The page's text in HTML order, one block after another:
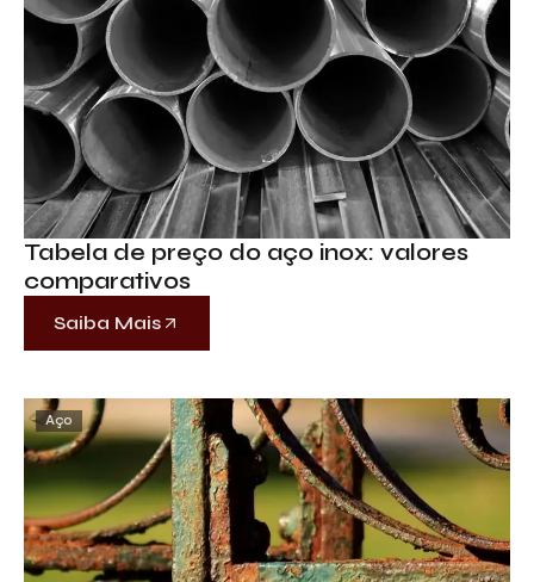
Tabela de preço do aço inox: valores
comparativos
Saiba Mais
Aço